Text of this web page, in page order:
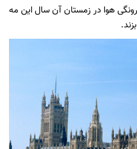
هوا در زمستان آن سال این مه